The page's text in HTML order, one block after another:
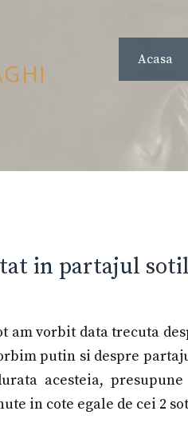
Acasa
in partajul
am vorbit data trecuta
putin si despre
acesteia,
in cote egale de cei 2